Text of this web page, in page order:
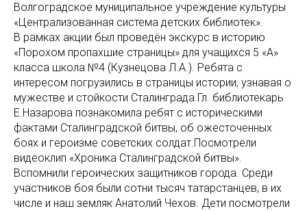
Волгоградское муниципальное учреждение культуры
«Централизованная система детских библиотек».
В рамках акции был проведён экскурс в историю
«Порохом пропахшие страницы» для учащихся 5 «А»
класса школа №4 (Кузнецова Л.А.). Ребята с
интересом погрузились в страницы истории, узнавая о
мужестве и стойкости Сталинграда.Гл. библиотекарь
Е.Назарова познакомила ребят с историческими
фактами Сталинградской битвы, об ожесточенных
боях и героизме советских солдат.Посмотрели
видеоклип «Хроника Сталинградской битвы».
Вспомнили героических защитников города. Среди
участников боя были сотни тысяч татарстанцев, в их
числе и наш земляк Анатолий Чехов. Дети посмотрели